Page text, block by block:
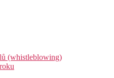
(whistleblowing)